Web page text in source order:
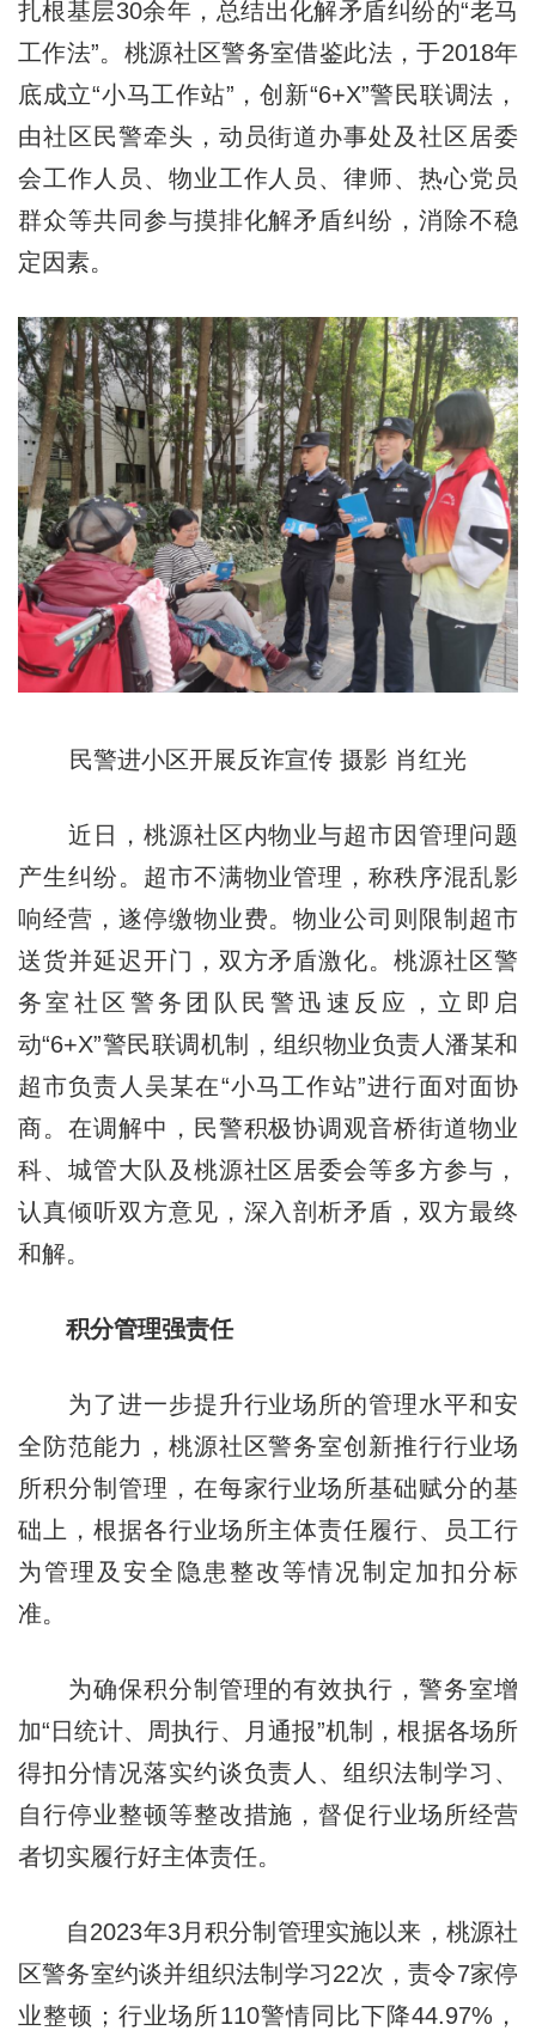
扎根基层30余年，总结出化解矛盾纠纷的“老马
工作法”。桃源社区警务室借鉴此法，于2018年
底成立“小马工作站”，创新“6+X”警民联调法，
由社区民警牵头，动员街道办事处及社区居委
会工作人员、物业工作人员、律师、热心党员
群众等共同参与摸排化解矛盾纠纷，消除不稳
定因素。
民警进小区开展反诈宣传 摄影 肖红光
近日，桃源社区内物业与超市因管理问题
产生纠纷。超市不满物业管理，称秩序混乱影
响经营，遂停缴物业费。物业公司则限制超市
送货并延迟开门，双方矛盾激化。桃源社区警
务室社区警务团队民警迅速反应，立即启
动“6+X”警民联调机制，组织物业负责人潘某和
超市负责人吴某在“小马工作站”进行面对面协
商。在调解中，民警积极协调观音桥街道物业
科、城管大队及桃源社区居委会等多方参与，
认真倾听双方意见，深入剖析矛盾，双方最终
和解。
积分管理强责任
为了进一步提升行业场所的管理水平和安
全防范能力，桃源社区警务室创新推行行业场
所积分制管理，在每家行业场所基础赋分的基
础上，根据各行业场所主体责任履行、员工行
为管理及安全隐患整改等情况制定加扣分标
准。
为确保积分制管理的有效执行，警务室增
加“日统计、周执行、月通报”机制，根据各场所
得扣分情况落实约谈负责人、组织法制学习、
自行停业整顿等整改措施，督促行业场所经营
者切实履行好主体责任。
自2023年3月积分制管理实施以来，桃源社
区警务室约谈并组织法制学习22次，责令7家停
业整顿；行业场所110警情同比下降44.97%，